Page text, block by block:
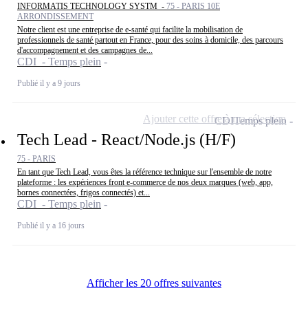
INFORMATIS TECHNOLOGY SYSTM - 75 - PARIS 10E
ARRONDISSEMENT
Notre client est une entreprise de e-santé qui facilite la mobilisation de
professionnels de santé partout en France, pour des soins à domicile, des parcours
d'accompagnement et des campagnes de...
CDI - Temps plein
Publié il y a 9 jours
Tech Lead - React/Node.js (H/F)
75 - PARIS
En tant que Tech Lead, vous êtes la référence technique sur l'ensemble de notre
plateforme : les expériences front e-commerce de nos deux marques (web, app,
bornes connectées, frigos connectés) et...
CDI - Temps plein
Publié il y a 16 jours
CDITemps plein
Ajouter cette offre à ma sélection
Afficher les 20 offres suivantes